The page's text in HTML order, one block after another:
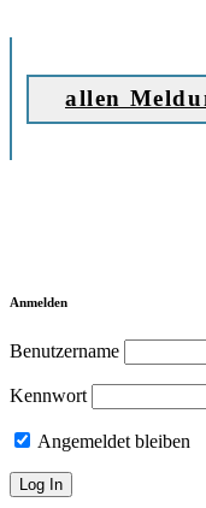
allen
Anmelden
Benutzername
Kennwort
Angemeldet bleiben